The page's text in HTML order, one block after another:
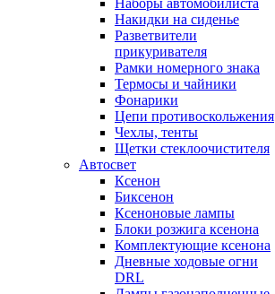
Накидки на сиденье
Разветвители
прикуривателя
Рамки номерного знака
Термосы и чайники
Фонарики
Цепи противоскольжения
Чехлы, тенты
Щетки стеклоочистителя
Автосвет
Ксенон
Биксенон
Ксеноновые лампы
Блоки розжига ксенона
Комплектующие ксенона
Дневные ходовые огни
DRL